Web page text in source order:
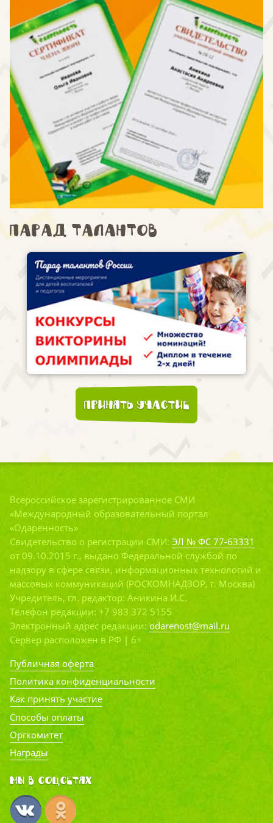
Парад талантов
Принять участие
Всероссийское зарегистрированное СМИ
«Международный образовательный портал
«Одаренность»
Свидетельство о регистрации СМИ: ЭЛ № ФС 77-63331
от 09.10.2015 г., выдано Федеральной службой по
надзору в сфере связи, информационных технологий и
массовых коммуникаций (РОСКОМНАДЗОР, г. Москва)
Учредитель, гл. редактор: Аникина И.С.
Телефон редакции: +7 983 372 5155
Электронный адрес редакции: odarenost@mail.ru
Сервер расположен в РФ | 6+
Публичная оферта
Политика конфиденциальности
Как принять участие
Способы оплаты
Оргкомитет
Награды
Мы в соцсетях